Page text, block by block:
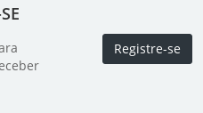
Registre-se